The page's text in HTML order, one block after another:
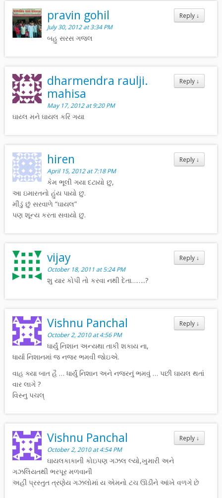
Reply ↓
pravin gohil
July 30, 2012 at 3:34 PM
બહુ સરસ ગજલ
Reply ↓
dharmendra raulji.
mahisa
May 17, 2012 at 9:20 PM
ઘાય્લ મને ઘાયલ કરિ ગયા
Reply ↓
hiren
April 15, 2012 at 7:18 PM
કેમ ભૂલી ગયા દટાયો છુ,
આ ઇમારતનો હુંય પાયો છુ.
મીંડું છું સરવાળે “ઘાયલ”
પણ શૂન્ય કરતા સવાયો છુ.
Reply ↓
vijay
October 18, 2011 at 5:24 PM
શુ યાર કોપી તો કરવા નથી દેતા……..?
Reply ↓
Vishnu Panchal
October 2, 2010 at 4:56 PM
ધાર્યું નિશાન અન્યથા તાકી શકાય ના,
ધાર્યા નિશાનમાં જ નજર ભમવી જોઇએ.
વાહ ક્યા બાત હૈ … ધાર્યું નિશાન અને નજરનું ભમવું … પછી ઘાયલ થતાં
વાર લાગે ?
વિસ્નુ પચલ્
Reply ↓
Vishnu Panchal
October 2, 2010 at 4:54 PM
ઘાયલકાકાની કોઇપણ ગઝલ લ્યો,ખુમારી અને
ગઝલિયતથી ભરપૂર મળવાની
અહીં પ્રસ્તુત ત્રણેય ગઝલોમાં ય એમનો ટચ ઊડીને આંખે વળગે છે